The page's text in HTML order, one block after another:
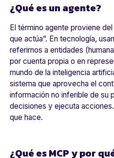
¿Qué es un agente?
El término agente proviene del
que actúa”. En tecnología,
referirnos a entidades
por cuenta propia o en
mundo de la inteligencia
sistema que aprovecha el
información no inferible de su
decisiones y ejecuta
que hace.
¿Qué es MCP y por